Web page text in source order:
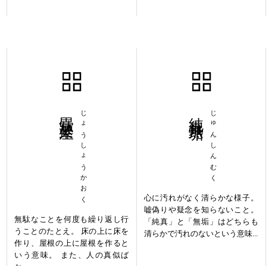
じょうしょうかおく
無駄なことを何度も繰り返し行
うことのたとえ。 床の上に床を
作り、屋根の上に屋根を作ると
いう意味。 また、人の真似ば
じゅんしんむく
心に汚れがなく清らかな様子。
嘘偽りや疑念を知らないこと。
「純真」と「無垢」はどちらも
清らかで汚れのないという意味...